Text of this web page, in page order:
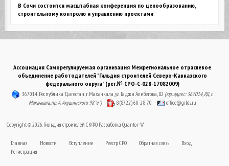
В Сочи состоится масштабная конференция по ценообразованию,
строительному контролю и управлению проектами
Ассоциация Саморегулируемая организация Межрегиональное отраслевое
объединение работодателей "Гильдия строителей Северо-Кавказского
федерального округа" (рег.№ СРО-С-028-17082009)
367014, Республика Дагестан, г. Махачкала, ул. Гаджи Алибегова, 82 (юр. адрес: 367014, РД, г.
Махачкала, пр. А. Акушинского 98 "е")
8 (8722) 60-28-70 office@gilds.ru
Copyright © 2026. Гильдия строителей СКФО. Разработка Quantor-∀
Главная Новости Вступление Реестр СРО Обратная связь
Вход
Регистрация